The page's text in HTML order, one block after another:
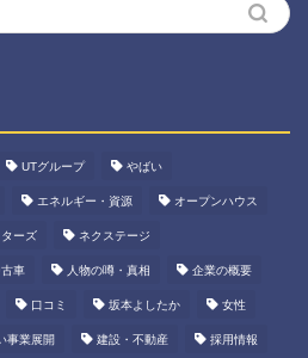
UTグループ やばい
エネルギー・資源 オープンハウス
ーズ ネクステージ
車 人物の噂・真相 企業の概要
口コミ 坂本よしたか 女性
事業展開 建設・不動産 採用情報